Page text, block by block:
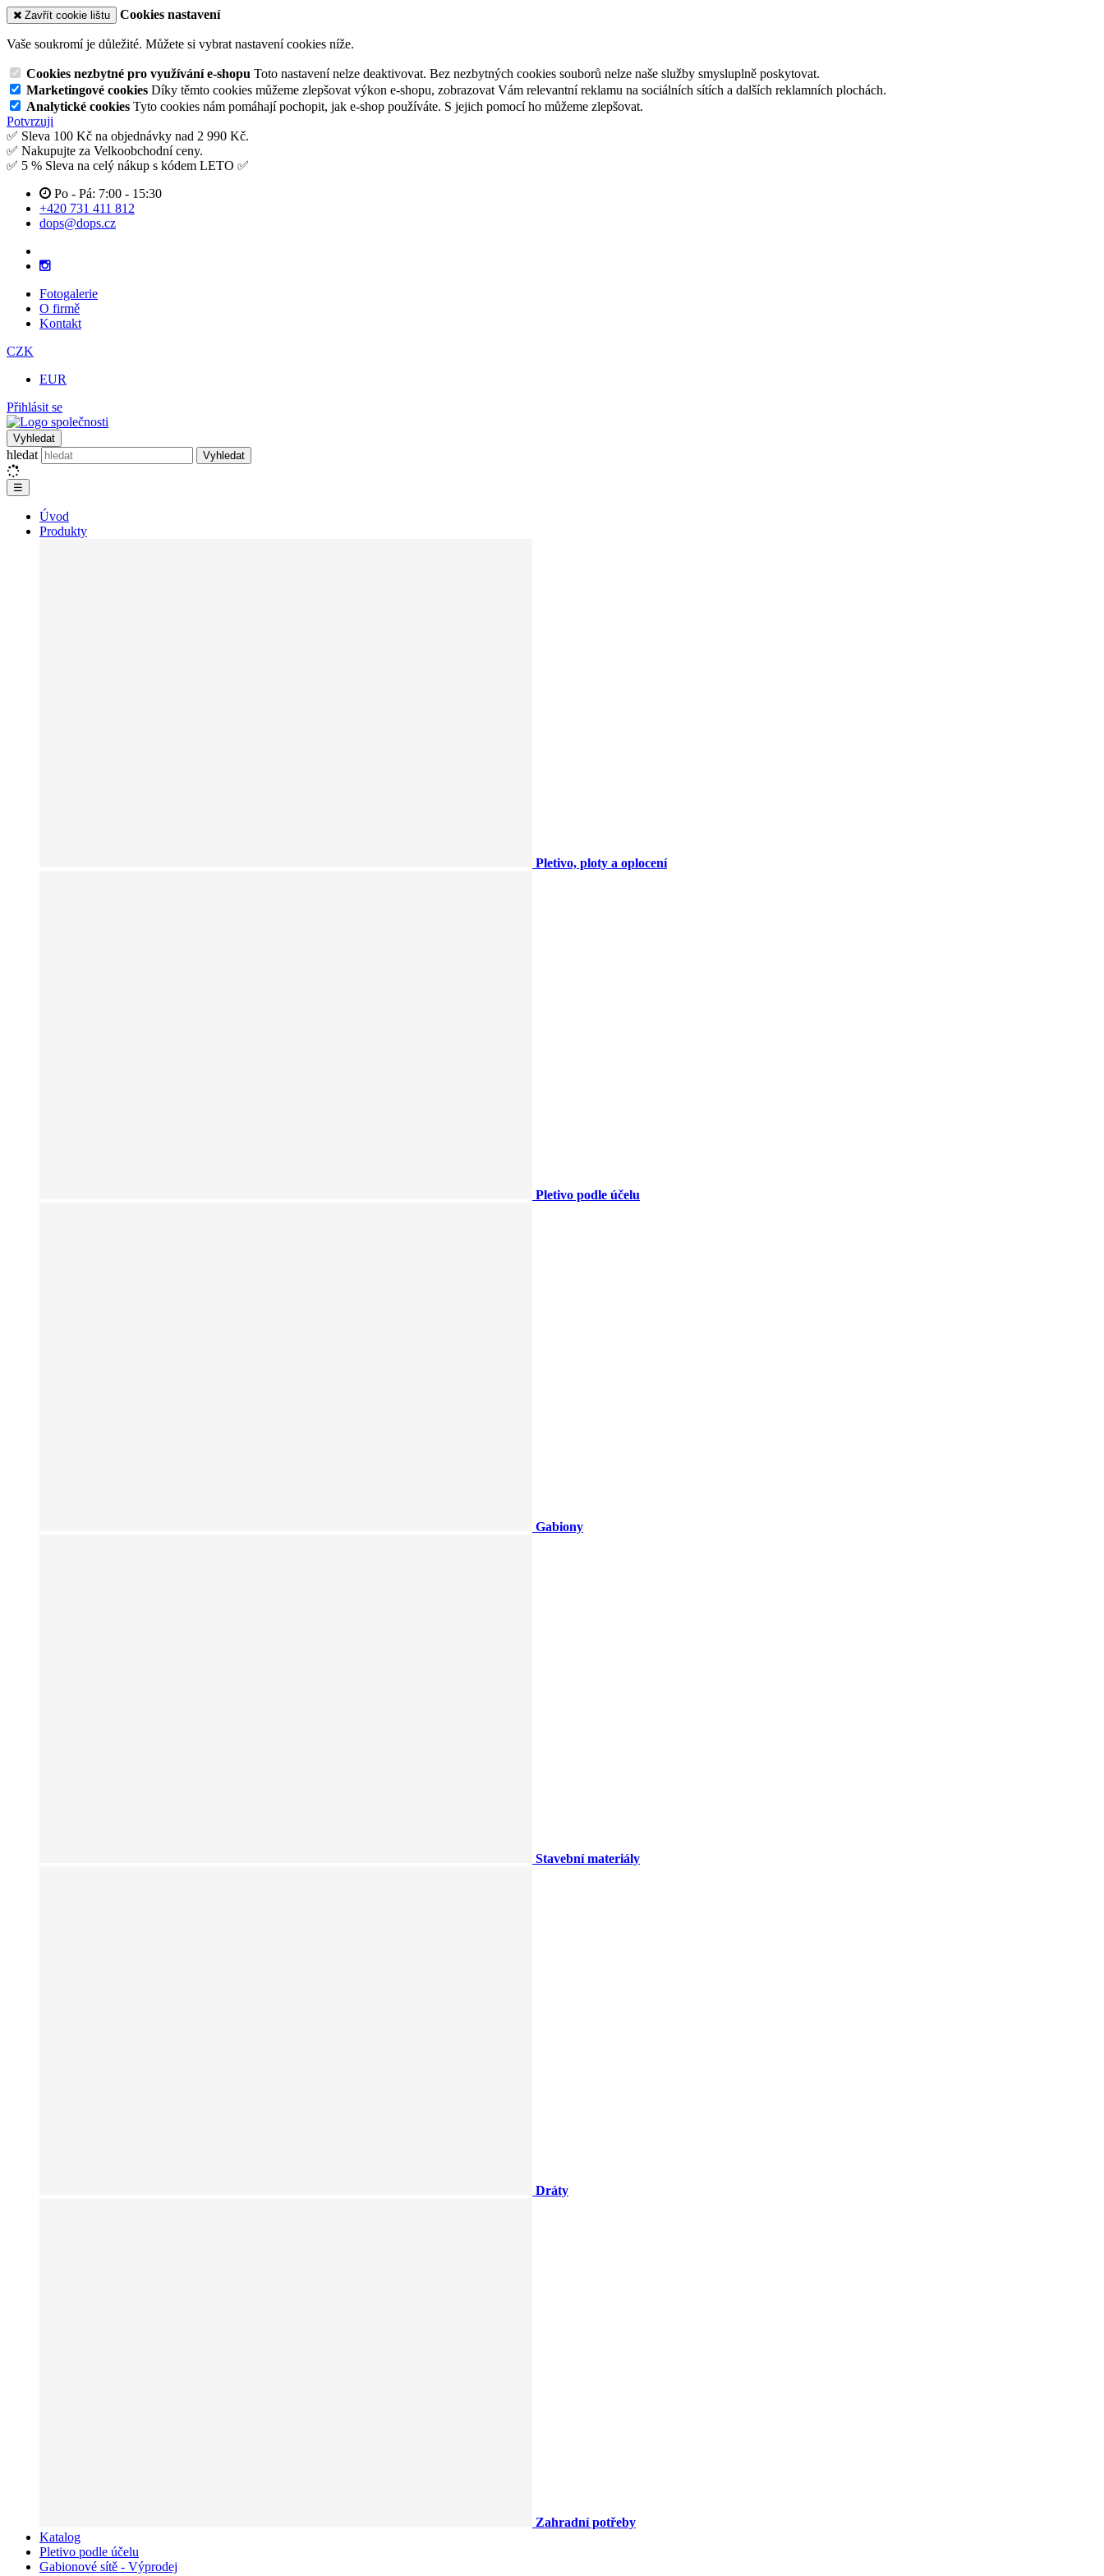
Zavřít cookie lištu Cookies nastavení
Vaše soukromí je důležité. Můžete si vybrat nastavení cookies níže.
Cookies nezbytné pro využívání e-shopu Toto nastavení nelze deaktivovat. Bez nezbytných cookies souborů nelze naše služby smysluplně poskytovat.
Marketingové cookies Díky těmto cookies můžeme zlepšovat výkon e-shopu, zobrazovat Vám relevantní reklamu na sociálních sítích a dalších reklamních plochách.
Analytické cookies Tyto cookies nám pomáhají pochopit, jak e-shop používáte. S jejich pomocí ho můžeme zlepšovat.
Potvrzuji
✅ Sleva 100 Kč na objednávky nad 2 990 Kč.
✅ Nakupujte za Velkoobchodní ceny.
✅ 5 % Sleva na celý nákup s kódem LETO ✅
Po - Pá: 7:00 - 15:30
+420 731 411 812
dops@dops.cz
Fotogalerie
O firmě
Kontakt
CZK
EUR
Přihlásit se
Vyhledat
hledat Vyhledat
☰
Úvod
Produkty
Pletivo, ploty a oplocení
Pletivo podle účelu
Gabiony
Stavební materiály
Dráty
Zahradní potřeby
Katalog
Pletivo podle účelu
Gabionové sítě - Výprodej